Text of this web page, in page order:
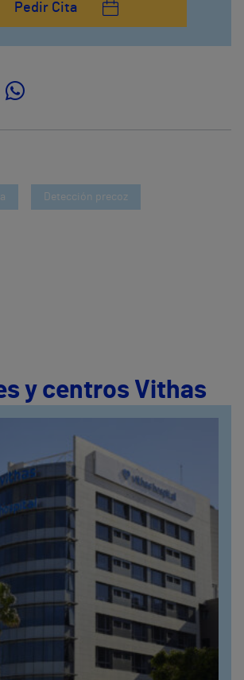
Pedir Cita
Detección precoz
y centros Vithas